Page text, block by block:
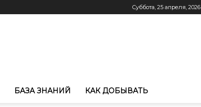
Суббота, 25 апреля, 2026
БАЗА ЗНАНИЙ КАК ДОБЫВАТЬ